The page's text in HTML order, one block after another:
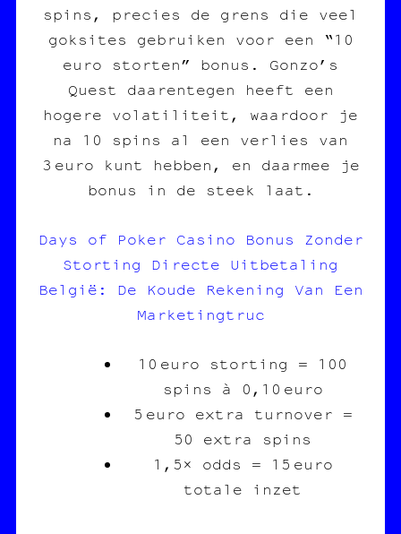
spins, precies de grens die veel
goksites gebruiken voor een “10
euro storten” bonus. Gonzo’s
Quest daarentegen heeft een
hogere volatiliteit, waardoor je
na 10 spins al een verlies van
3 euro kunt hebben, en daarmee je
bonus in de steek laat.
Days of Poker Casino Bonus Zonder
Storting Directe Uitbetaling
België: De Koude Rekening Van Een
Marketingtruc
10 euro storting = 100
spins à 0,10 euro
5 euro extra turnover =
50 extra spins
1,5× odds = 15 euro
totale inzet